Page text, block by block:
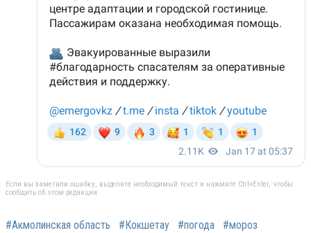
Если вы заметили ошибку, выделите необходимый текст и нажмите Ctrl+Enter, чтобы
сообщить об этом редакции
#Акмолинская область #Кокшетау #погода
#мороз